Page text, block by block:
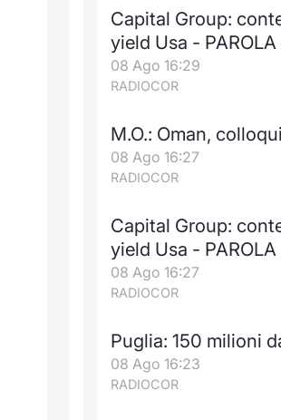
Capital Group:
yield Usa -
08 Ago 16:29
RADIOCOR
M.O.: Oman,
08 Ago 16:27
RADIOCOR
Capital Group:
yield Usa - PAROLA
08 Ago 16:27
RADIOCOR
Puglia: 150 milioni
08 Ago 16:23
RADIOCOR